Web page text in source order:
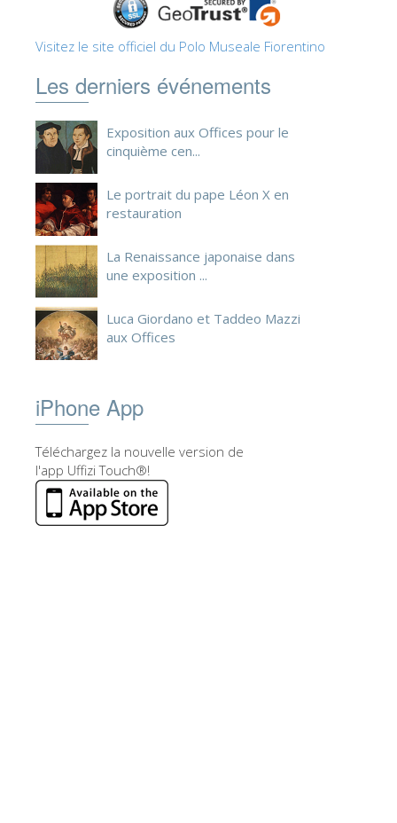
Visitez le site officiel du Polo Museale Fiorentino
Les derniers événements
Exposition aux Offices pour le
cinquième cen...
Le portrait du pape Léon X en
restauration
La Renaissance japonaise dans
une exposition ...
Luca Giordano et Taddeo Mazzi
aux Offices
iPhone App
Téléchargez la nouvelle version de
l'app Uffizi Touch®!